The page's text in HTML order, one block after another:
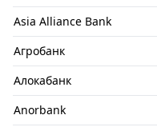
Asia Alliance Bank
Агробанк
Алокабанк
Anorbank